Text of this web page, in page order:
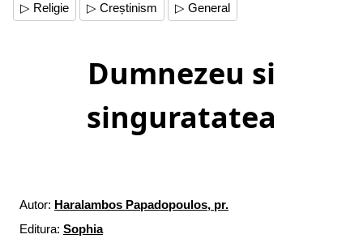
▷ Religie ▷ Creștinism ▷ General
Dumnezeu si
singuratatea
Autor: Haralambos Papadopoulos, pr.
Editura: Sophia